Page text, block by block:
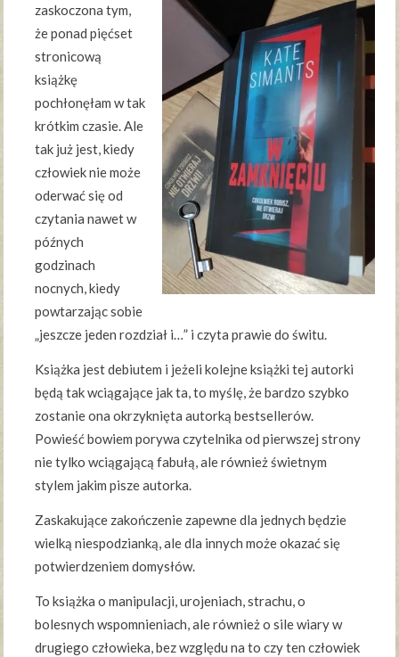
zaskoczona tym,
że ponad pięćset
stronicową
książkę
pochłonęłam w tak
krótkim czasie. Ale
tak już jest, kiedy
człowiek nie może
oderwać się od
czytania nawet w
późnych
godzinach
nocnych, kiedy
powtarzając sobie
„jeszcze jeden rozdział i…” i czyta prawie do świtu.
Książka jest debiutem i jeżeli kolejne książki tej autorki
będą tak wciągające jak ta, to myślę, że bardzo szybko
zostanie ona okrzyknięta autorką bestsellerów.
Powieść bowiem porywa czytelnika od pierwszej strony
nie tylko wciągającą fabułą, ale również świetnym
stylem jakim pisze autorka.
Zaskakujące zakończenie zapewne dla jednych będzie
wielką niespodzianką, ale dla innych może okazać się
potwierdzeniem domysłów.
To książka o manipulacji, urojeniach, strachu, o
bolesnych wspomnieniach, ale również o sile wiary w
drugiego człowieka, bez względu na to czy ten człowiek